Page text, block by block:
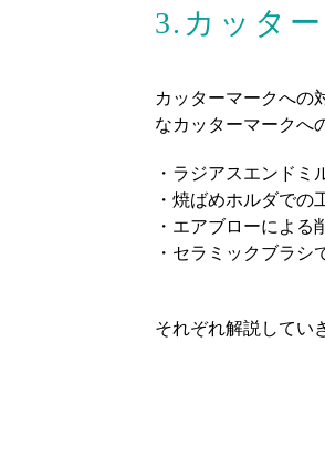
3.カッタ
カッターマークへの
なカッターマークへ
・ラジアスエンドミ
・焼ばめホルダでの
・エアブローによる
・セラミックブラシ
それぞれ解説してい